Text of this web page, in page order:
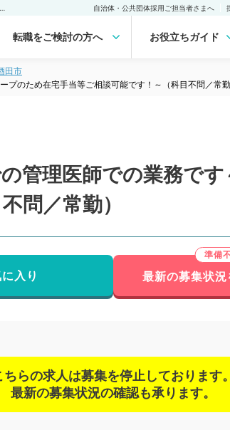
自治体・公共団体採用ご担当者さまへ
転職をご検討の方へ お役立ちガイド
田市
プのため在宅手当等ご相談可能です！～（科目不問／常勤
の管理医師での業務で
問／常勤）
入り 最新の募集状
ちらの求人は募集を停止しております。
最新の募集状況の確認も承ります。